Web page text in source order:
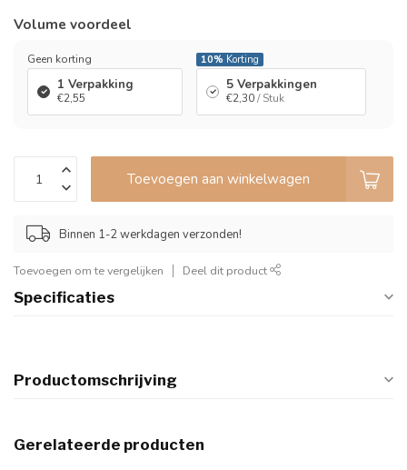
Volume voordeel
Geen korting
1 Verpakking
€2,55
10% Korting
5 Verpakkingen
€2,30/ Stuk
Toevoegen aan winkelwagen
Binnen 1-2 werkdagen verzonden!
Toevoegen om te vergelijken Deel dit product
Specificaties
Productomschrijving
Gerelateerde producten